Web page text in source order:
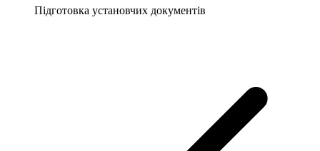
Підготовка установчих документів